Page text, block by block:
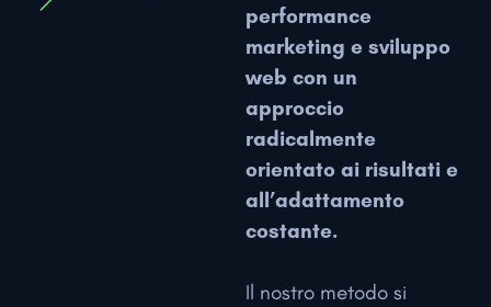
performance
marketing e sviluppo
web con un
approccio
radicalmente
orientato ai risultati e
all’adattamento
costante.
Il nostro metodo si